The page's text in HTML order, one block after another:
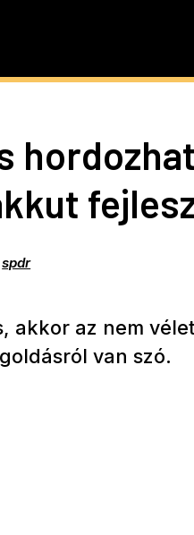
spdr
akkor az nem
van szó.